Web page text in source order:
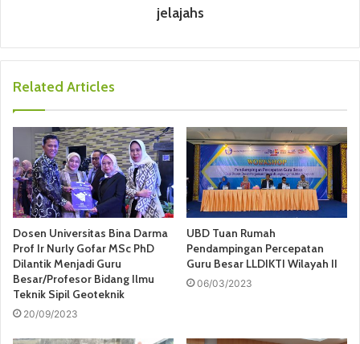
jelajahs
Related Articles
Dosen Universitas Bina Darma
Prof Ir Nurly Gofar MSc PhD
Dilantik Menjadi Guru
Besar/Profesor Bidang Ilmu
Teknik Sipil Geoteknik
20/09/2023
UBD Tuan Rumah
Pendampingan Percepatan
Guru Besar LLDIKTI Wilayah II
06/03/2023